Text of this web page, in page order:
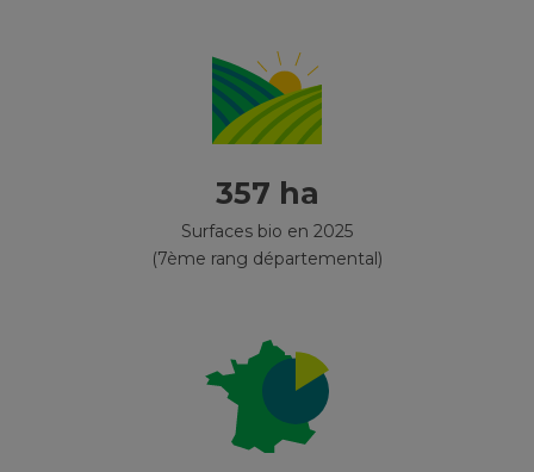
357 ha
Surfaces bio en 2025
(7ème rang départemental)